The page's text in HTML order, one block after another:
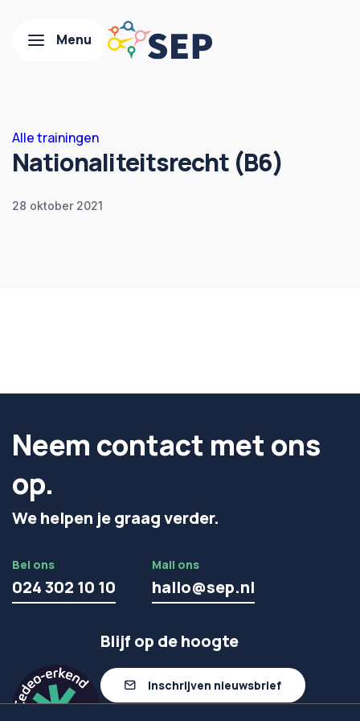
Alle trainingen
Nationaliteitsrecht (B6)
28 oktober 2021
Neem contact met ons
op.
We helpen je graag verder.
Bel ons
024 302 10 10
Mail ons
hallo@sep.nl
Blijf op de hoogte
Inschrijven nieuwsbrief